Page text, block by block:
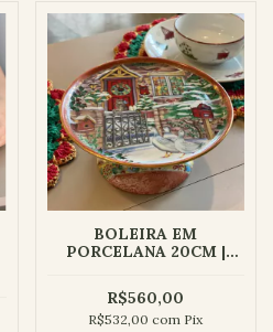
BOLEIRA EM
PORCELANA 20CM |
R$560,00
R$532,00com Pix